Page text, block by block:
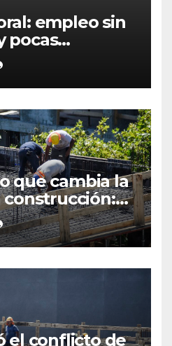
empleo sin
pocas
de personal
que cambia la
subas reales y
2031
el conflicto de